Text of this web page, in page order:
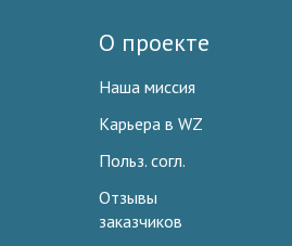
О проекте
Наша миссия
Карьера в WZ
Польз. согл.
Отзывы
заказчиков